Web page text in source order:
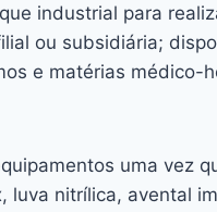
industrial para
ou subsidiária;
e matérias médico-
uma vez
luva nitrílica, avental